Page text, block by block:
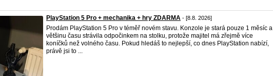
PlayStation 5 Pro + mechanika + hry ZDARMA - [8.8. 2026]
Prodám PlayStation 5 Pro v téměř novém stavu. Konzole je stará pouze 1 měsíc a
většinu času strávila odpočinkem na stolku, protože majitel má zřejmě více
koníčků než volného času. Pokud hledáš to nejlepší, co dnes PlayStation nabízí,
právě jsi to ...